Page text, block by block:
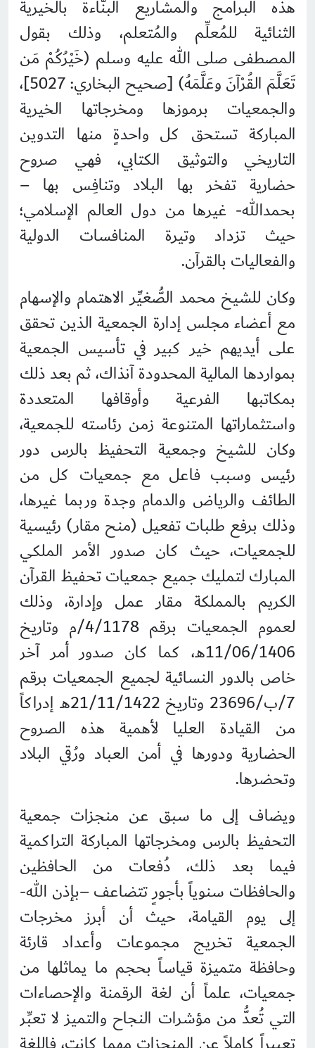
هذه البرامج والمشاريع البنَّاءة بالخيرية
الثنائية للمُعلِّم والمُتعلم، وذلك بقول
المصطفى صلى الله عليه وسلم (خَيْرُكُمْ مَن
تَعَلَّمَ القُرْآنَ وعَلَّمَهُ) [صحيح البخاري: 5027]،
والجمعيات برموزها ومخرجاتها الخيرية
المباركة تستحق كل واحدةٍ منها التدوين
التاريخي والتوثيق الكتابي، فهي صروح
حضارية تفخر بها البلاد وتنافِس بها –
بحمدالله- غيرها من دول العالم الإسلامي؛
حيث تزداد وتيرة المنافسات الدولية
والفعاليات بالقرآن.
وكان للشيخ محمد الصُّغيِّر الاهتمام والإسهام
مع أعضاء مجلس إدارة الجمعية الذين تحقق
على أيديهم خير كبير في تأسيس الجمعية
بمواردها المالية المحدودة آنذاك، ثم بعد ذلك
بمكاتبها الفرعية وأوقافها المتعددة
واستثماراتها المتنوعة زمن رئاسته للجمعية،
وكان للشيخ وجمعية التحفيظ بالرس دور
رئيس وسبب فاعل مع جمعيات كل من
الطائف والرياض والدمام وجدة وربما غيرها،
وذلك برفع طلبات تفعيل (منح مقار) رئيسية
للجمعيات، حيث كان صدور الأمر الملكي
المبارك لتمليك جميع جمعيات تحفيظ القرآن
الكريم بالمملكة مقار عمل وإدارة، وذلك
لعموم الجمعيات برقم 4/1178/م وتاريخ
11/06/1406هـ، كما كان صدور أمر آخر
خاص بالدور النسائية لجميع الجمعيات برقم
7/ب/23696 وتاريخ 21/11/1422هـ إدراكاً
من القيادة العليا لأهمية هذه الصروح
الحضارية ودورها في أمن العباد ورُقي البلاد
وتحضرها.
ويضاف إلى ما سبق عن منجزات جمعية
التحفيظ بالرس ومخرجاتها المباركة التراكمية
فيما بعد ذلك، دُفعات من الحافظين
والحافظات سنوياً بأجورٍ تتضاعف –بإذن الله-
إلى يوم القيامة، حيث أن أبرز مخرجات
الجمعية تخريج مجموعات وأعداد قارئة
وحافظة متميزة قياساً بحجم ما يماثلها من
جمعيات، علماً أن لغة الرقمنة والإحصاءات
التي تُعدُّ من مؤشرات النجاح والتميز لا تعبِّر